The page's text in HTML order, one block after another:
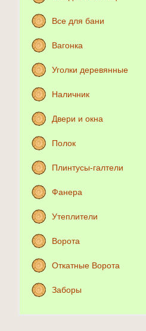
Все для бани
Вагонка
Уголки деревянные
Наличник
Двери и окна
Полок
Плинтусы-галтели
Фанера
Утеплители
Ворота
Откатные Ворота
Заборы